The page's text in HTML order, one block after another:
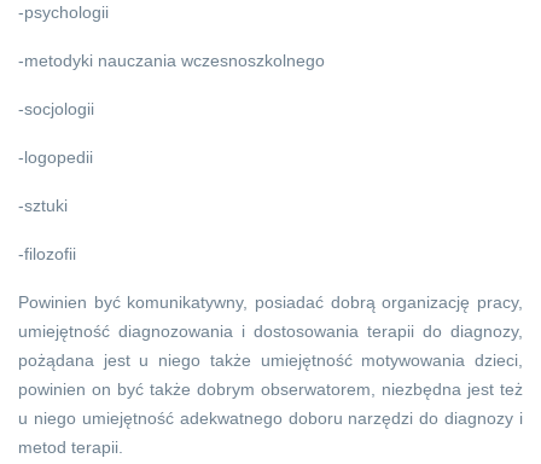
-psychologii
-metodyki nauczania wczesnoszkolnego
-socjologii
-logopedii
-sztuki
-filozofii
Powinien być komunikatywny, posiadać dobrą organizację pracy,
umiejętność diagnozowania i dostosowania terapii do diagnozy,
pożądana jest u niego także umiejętność motywowania dzieci,
powinien on być także dobrym obserwatorem, niezbędna jest też
u niego umiejętność adekwatnego doboru narzędzi do diagnozy i
metod terapii.